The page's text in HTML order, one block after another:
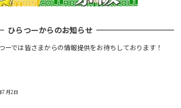
ひらつーからのお知らせ
ーでは皆さまからの情報提供をお待ちしております！
7月2日